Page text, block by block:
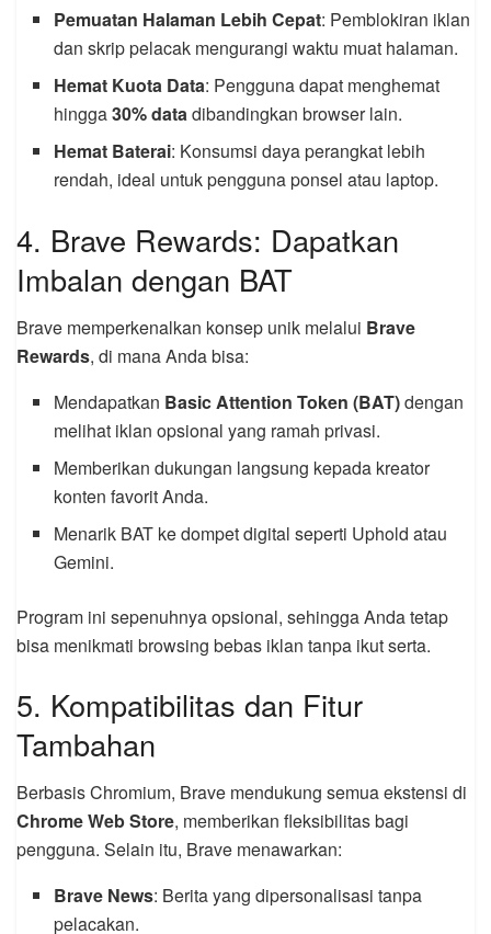
Pemuatan Halaman Lebih Cepat: Pemblokiran iklan
dan skrip pelacak mengurangi waktu muat halaman.
Hemat Kuota Data: Pengguna dapat menghemat
hingga30% data dibandingkan browser lain.
Hemat Baterai: Konsumsi daya perangkat lebih
rendah, ideal untuk pengguna ponsel atau laptop.
4. Brave Rewards: Dapatkan
Imbalan dengan BAT
Brave memperkenalkan konsep unik melalui Brave
Rewards, di mana Anda bisa:
Mendapatkan Basic Attention Token (BAT)dengan
melihat iklan opsional yang ramah privasi.
Memberikan dukungan langsung kepada kreator
konten favorit Anda.
Menarik BAT ke dompet digital seperti Uphold atau
Gemini.
Program ini sepenuhnya opsional, sehingga Anda tetap
bisa menikmati browsing bebas iklan tanpa ikut serta.
5. Kompatibilitas dan Fitur
Tambahan
Berbasis Chromium, Brave mendukung semua ekstensi di
Chrome Web Store, memberikan fleksibilitas bagi
pengguna. Selain itu, Brave menawarkan:
Brave News: Berita yang dipersonalisasi tanpa
pelacakan.